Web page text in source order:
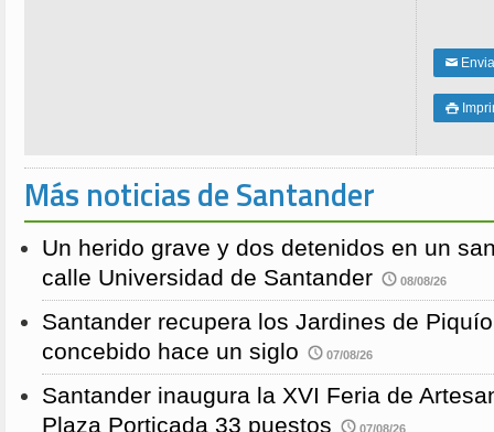
✉

Más noticias de Santander
Un herido grave y dos detenidos en un
calle Universidad de Santander
08/08/26
Santander recupera los Jardines de
concebido hace un siglo
07/08/26
Santander inaugura la XVI Feria de
Plaza Porticada 33 puestos
07/08/26